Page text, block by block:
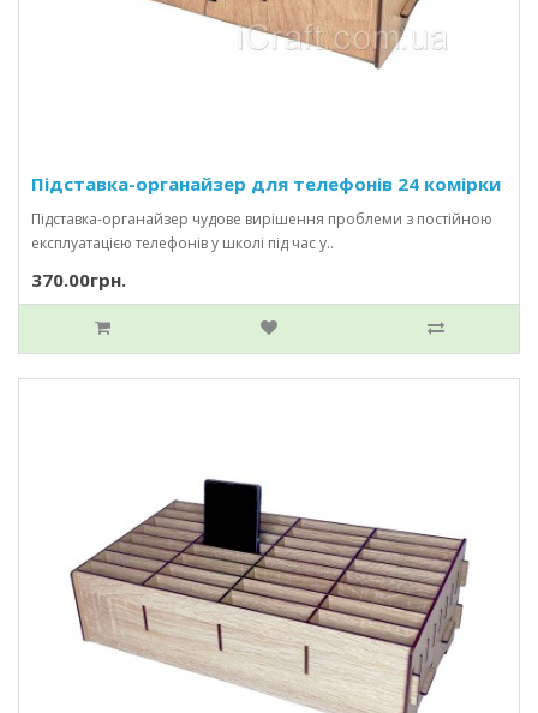
Підставка-органайзер для телефонів 24 комірки
Підставка-органайзер чудове вирішення проблеми з постійною
експлуатацією телефонів у школі під час у..
370.00грн.